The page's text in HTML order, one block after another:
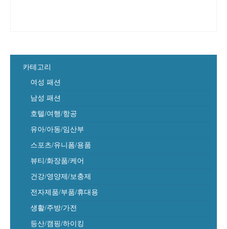
카테고리
여성 패션
남성 패션
호텔/여행/항공
유아/아동/임산부
스포츠/유니폼/용품
뷰티/화장품/케어
건강/영양제/보충제
전자제품/부품/휴대용
생활/주방/가전
등산/캠핑/하이킹